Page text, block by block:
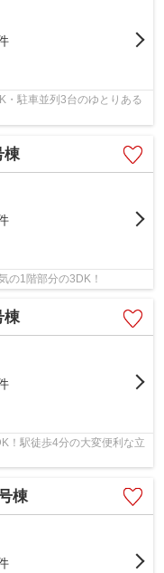
・駐車並列3台のゆとりある
棟
の1階部分の3DK！
棟
！駅徒歩4分の大変便利な立
棟